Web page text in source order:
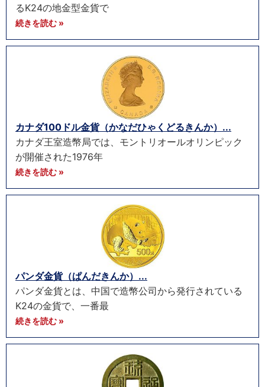
るK24の地金型金貨で
続きを読む »
カナダ100ドル金貨（かなだひゃくどるきんか）...
カナダ王室造幣局では、モントリオールオリンピック
が開催された1976年
続きを読む »
パンダ金貨（ぱんだきんか）...
パンダ金貨とは、中国で造幣公司から発行されている
K24の金貨で、一番最
続きを読む »